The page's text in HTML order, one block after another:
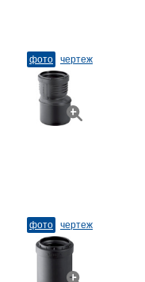
фото чертеж
фото чертеж